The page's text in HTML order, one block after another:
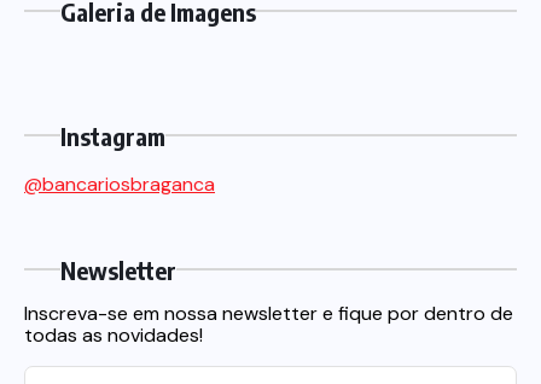
Galeria de Imagens
Instagram
@bancariosbraganca
Newsletter
Inscreva-se em nossa newsletter e fique por dentro de
todas as novidades!